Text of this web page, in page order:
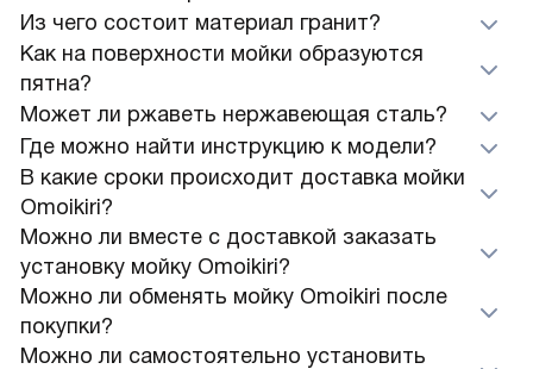
Из чего состоит материал гранит?
Как на поверхности мойки образуются
пятна?
Может ли ржаветь нержавеющая сталь?
Где можно найти инструкцию к модели?
В какие сроки происходит доставка мойки
Omoikiri?
Можно ли вместе с доставкой заказать
установку мойку Omoikiri?
Можно ли обменять мойку Omoikiri после
покупки?
Можно ли самостоятельно установить